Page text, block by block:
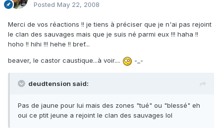
Posted May 22, 2008
Merci de vos réactions !! je tiens à préciser que je n'ai pas rejoint
le clan des sauvages mais que je suis né parmi eux !!! haha !!
hoho !! hihi !!! hehe !! bref...
beaver, le castor caustique...à voir.... -_-
deudtension said:
Pas de jaune pour lui mais des zones "tué" ou "blessé" eh
oui ce ptit jeune a rejoint le clan des sauvages lol